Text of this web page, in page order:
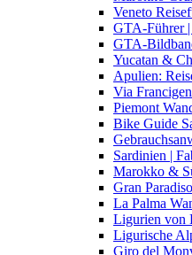
Veneto
GTA-Führer
GTA-
Yucatan &
Apulien:
Via
Piemont
Bike Guide
Sardinien |
Marokko &
Gran Paradiso
La Palma
Ligurien von
Ligurische
Giro del